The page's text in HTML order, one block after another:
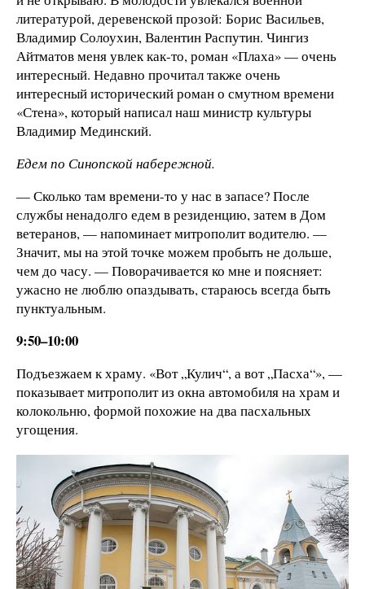
литературой, деревенской прозой: Борис Васильев,
Владимир Солоухин, Валентин Распутин. Чингиз
Айтматов меня увлек как-то, роман «Плаха» — очень
интересный. Недавно прочитал также очень
интересный исторический роман о смутном времени
«Стена», который написал наш министр культуры
Владимир Мединский.
Едем по Синопской набережной.
— Сколько там времени-то у нас в запасе? После
службы ненадолго едем в резиденцию, затем в Дом
ветеранов, — напоминает митрополит водителю. —
Значит, мы на этой точке можем пробыть не дольше,
чем до часу. — Поворачивается ко мне и поясняет:
ужасно не люблю опаздывать, стараюсь всегда быть
пунктуальным.
9:50–10:00
Подъезжаем к храму. «Вот „Кулич“, а вот „Пасха“», —
показывает митрополит из окна автомобиля на храм и
колокольню, формой похожие на два пасхальных
угощения.